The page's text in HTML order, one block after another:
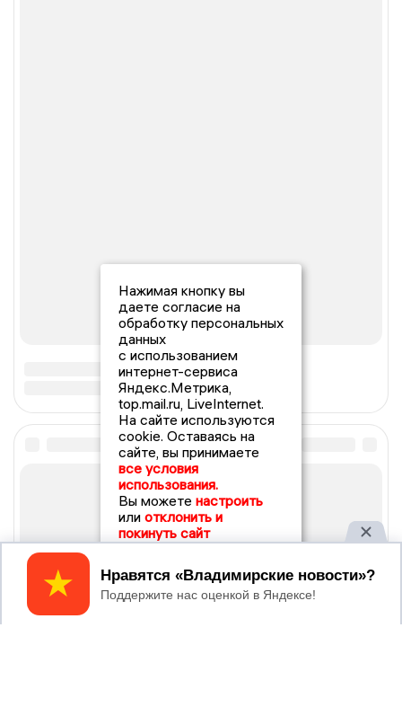
Нажимая кнопку вы
даете согласие на
обработку персональных
данных
с использованием
интернет-сервиса
Яндекс.Метрика,
top.mail.ru, LiveInternet.
На сайте используются
cookie. Оставаясь на
сайте, вы принимаете
все условия
использования.
Вы можете настроить
или отклонить и
покинуть сайт
Принять